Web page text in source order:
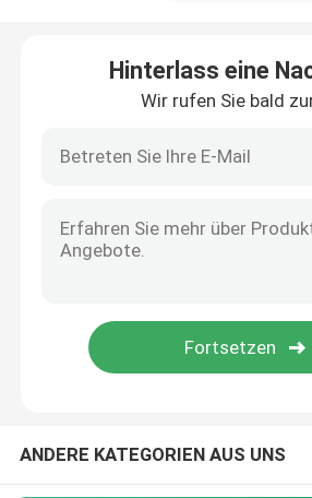
Hinterlass eine
Wir rufen Sie bald
ANDERE KATEGORIEN AUS UNS